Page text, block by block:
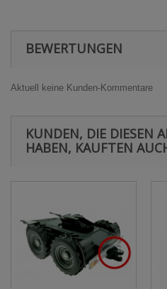
BEWERTUNGEN
Aktuell keine Kunden-Kommentare
KUNDEN, DIE DIESEN
HABEN, KAUFTEN